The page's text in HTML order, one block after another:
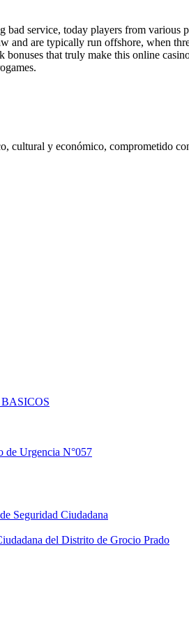
bad service, today players from
and are typically run offshore, when
that truly make this online
cultural y económico, comprometido
de Urgencia N°057
Seguridad Ciudadana
del Distrito de Grocio Prado